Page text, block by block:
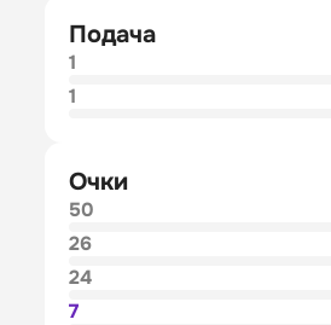
Подача
1
1
Очки
50
26
24
7